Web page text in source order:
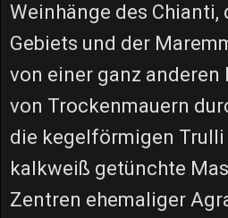
Weinhänge des Chianti,
Gebiets und der
von einer ganz anderen
von Trockenmauern
die kegelförmigen Trulli
kalkweiß getünchte
Zentren ehemaliger